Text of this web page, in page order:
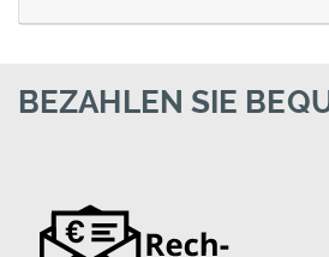
BEZAHLEN SIE